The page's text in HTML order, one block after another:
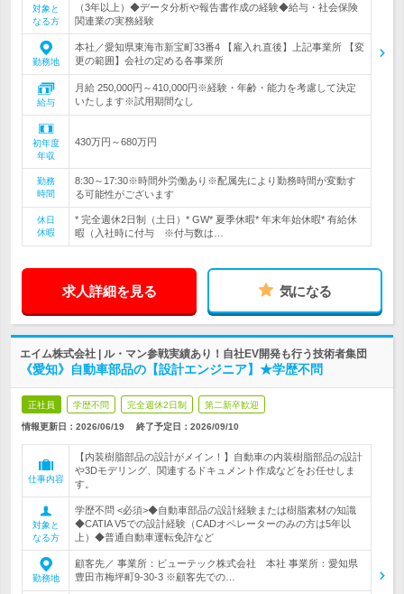
対象と
なる方
（3年以上）◆データ分析や報告書作成の経験◆給与・社会保険
関連業の実務経験
勤務地
本社／愛知県東海市新宝町33番4 【雇入れ直後】上記事業所 【変
更の範囲】会社の定める各事業所
給与
月給 250,000円～410,000円※経験・年齢・能力を考慮して決定
いたします※試用期間なし
初年度
年収
430万円～680万円
勤務
時間
8:30～17:30※時間外労働あり※配属先により勤務時間が変動す
る可能性がございます
休日
休暇
* 完全週休2日制（土日）* GW* 夏季休暇* 年末年始休暇* 有給休
暇（入社時に付与 ※付与数は…
求人詳細を見る 気になる
エイム株式会社 | ル・マン参戦実績あり！自社EV開発も行う技術者集団
《愛知》自動車部品の【設計エンジニア】★学歴不問
正社員 学歴不問 完全週休2日制 第二新卒歓迎
情報更新日：2026/06/19 終了予定日： 2026/09/10
仕事内容
【内装樹脂部品の設計がメイン！】自動車の内装樹脂部品の設計
や3Dモデリング、関連するドキュメント作成などをお任せしま
す。
対象と
なる方
学歴不問 <必須>◆自動車部品の設計経験または樹脂素材の知識
◆CATIA V5での設計経験（CADオペレーターのみの方は5年以
上）◆普通自動車運転免許など
勤務地
顧客先／ 事業所：ビューテック株式会社 本社 事業所：愛知県
豊田市梅坪町9-30-3 ※顧客先での…